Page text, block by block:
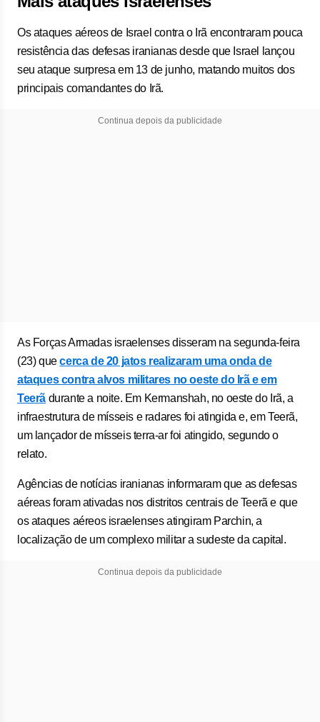
Os ataques aéreos de Israel contra o Irã encontraram pouca
resistência das defesas iranianas desde que Israel lançou
seu ataque surpresa em 13 de junho, matando muitos dos
principais comandantes do Irã.
Continua depois da publicidade
As Forças Armadas israelenses disseram na segunda-feira
(23) quecerca de 20 jatos realizaram uma onda de
ataques contra alvos militares no oeste do Irã e em
Teerã durante a noite. Em Kermanshah, no oeste do Irã, a
infraestrutura de mísseis e radares foi atingida e, em Teerã,
um lançador de mísseis terra-ar foi atingido, segundo o
relato.
Agências de notícias iranianas informaram que as defesas
aéreas foram ativadas nos distritos centrais de Teerã e que
os ataques aéreos israelenses atingiram Parchin, a
localização de um complexo militar a sudeste da capital.
Continua depois da publicidade